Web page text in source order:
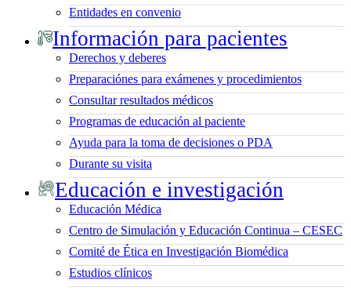
Entidades en convenio
Información para pacientes
Derechos y deberes
Preparaciónes para exámenes y procedimientos
Consultar resultados médicos
Programas de educación al paciente
Ayuda para la toma de decisiones o PDA
Durante su visita
Educación e investigación
Educación Médica
Centro de Simulación y Educación Continua – CESEC
Comité de Ética en Investigación Biomédica
Estudios clínicos